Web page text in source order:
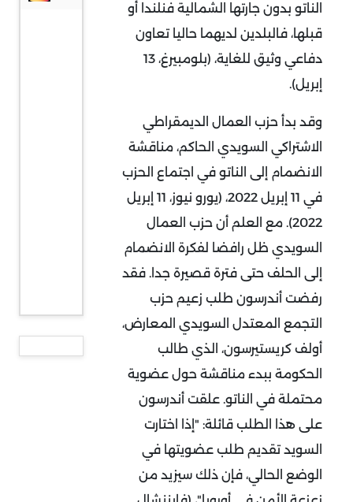
الناتو بدون جارتها الشمالية فنلندا أو
قبلها، فالبلدين لديهما حاليا تعاون
دفاعي وثيق للغاية، (بلومبيرغ، 13
إبريل).
وقد بدأ حزب العمال الديمقراطي
الاشتراكي السويدي الحاكم، مناقشة
الانضمام إلى الناتو في اجتماع الحزب
في 11 إبريل 2022، (يورو نيوز، 11 إبريل
2022). مع العلم أن حزب العمال
السويدي ظل رافضا لفكرة الانضمام
إلى الحلف حتى فترة قصيرة جدا. فقد
رفضت أندرسون طلب زعيم حزب
التجمع المعتدل السويدي المعارض،
أولف كريستيرسون، الذي طالب
الحكومة ببدء مناقشة حول عضوية
محتملة في الناتو. علقت أندرسون
على هذا الطلب قائلة: "إذا اختارت
السويد تقديم طلب عضويتها في
الوضع الحالي، فإن ذلك سيزيد من